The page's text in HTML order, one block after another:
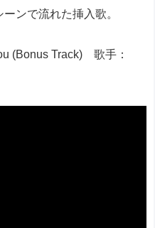
ンで流れた挿入歌。
(Bonus Track) 歌手：